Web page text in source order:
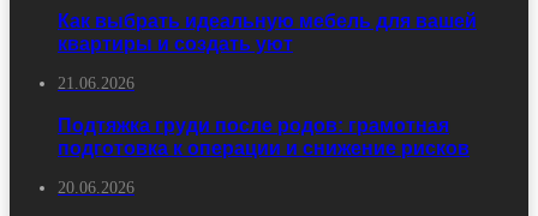
Как выбрать идеальную мебель для вашей
квартиры и создать уют
21.06.2026
Подтяжка груди после родов: грамотная
подготовка к операции и снижение рисков
20.06.2026